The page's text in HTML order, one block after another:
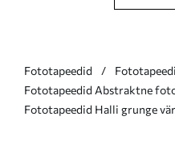
Fototapeedid
Fototapeedid Abstraktne
Fototapeedid Halli grunge